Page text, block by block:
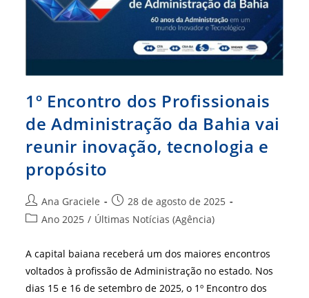
1º Encontro dos Profissionais
de Administração da Bahia vai
reunir inovação, tecnologia e
propósito
Autor
do
Ana Graciele
Post
publicado:
28 de agosto de 2025
Categoria
post:
Ano 2025 / Últimas Notícias (Agência)
A capital baiana receberá um dos maiores encontros
voltados à profissão de Administração no estado. Nos
dias 15 e 16 de setembro de 2025, o 1º Encontro dos